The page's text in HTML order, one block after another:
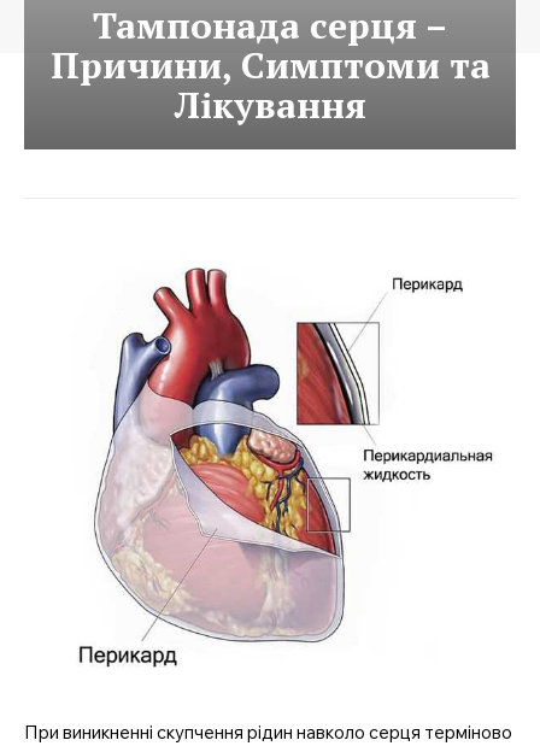
Тампонада серця –
Причини, Симптоми та
Лікування
При виникненні скупчення рідин навколо серця терміново